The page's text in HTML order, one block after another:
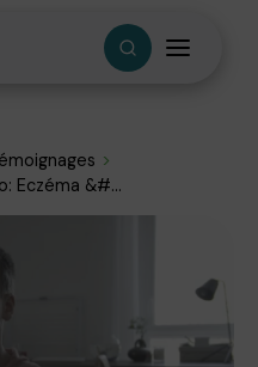
Eczéma &#...